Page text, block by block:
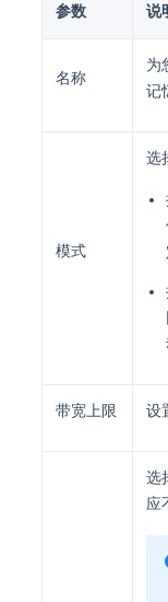
参数 说
名称
为
记
模式
选
带宽上限 设
选
应